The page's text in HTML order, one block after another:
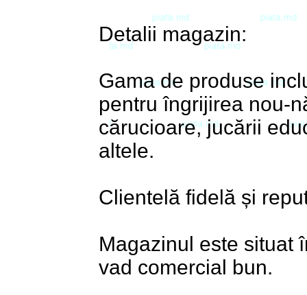
Detalii magazin:
Gama de produse
pentru îngrijirea nou-
cărucioare, jucării
altele.
Clientelă fidelă și
Magazinul este situat
vad comercial bun.